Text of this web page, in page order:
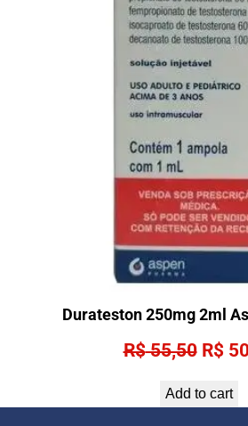
Durateston 250mg 2ml
R$55,50
was:
R$
Add to cart